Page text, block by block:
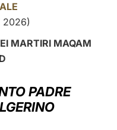
2026)
MARTIRI MAQAM
PADRE